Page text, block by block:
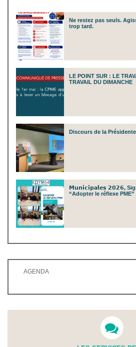
Ne restez pas seuls.
trop tard.
LE POINT SUR : LE
TRAVAIL DU DIMANCHE
Discours de la
𝗠𝘂𝗻𝗶𝗰𝗶𝗽𝗮𝗹𝗲𝘀 𝟮𝟬𝟮𝟲,
“Adopter le réflexe
AGENDA